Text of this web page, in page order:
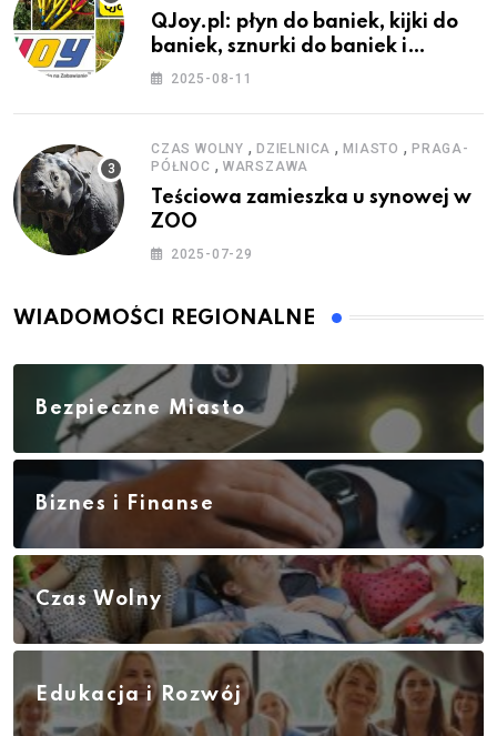
QJoy.pl: płyn do baniek, kijki do
baniek, sznurki do baniek i
zestawy do baniek
2025-08-11
CZAS WOLNY , DZIELNICA ,MIASTO ,PRAGA-
PÓŁNOC , WARSZAWA
Teściowa zamieszka u synowej w
ZOO
2025-07-29
WIADOMOŚCI REGIONALNE
Bezpieczne Miasto
Biznes i Finanse
Czas Wolny
Edukacja i Rozwój